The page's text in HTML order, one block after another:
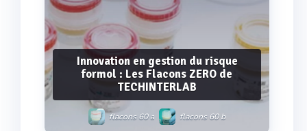
Innovation en gestion du risque
formol : Les Flacons ZERO de
TECHINTERLAB
flacons 60 a flacons 60 b